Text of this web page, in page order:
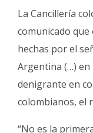
La Cancillería
comunicado que
hechas por el
Argentina (…) en
denigrante en
colombianos, el
“No es la